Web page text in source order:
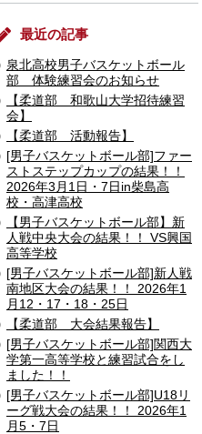
最近の記事
泉北高校男子バスケットボール
部 体験練習会のお知らせ
【柔道部 和歌山大学招待練習
会】
【柔道部 活動報告】
[男子バスケットボール部]ファー
ストステップカップの結果！！
2026年3月1日・7日in柴島高
校・高津高校
【男子バスケットボール部】新
人戦中央大会の結果！！ VS興国
高等学校
[男子バスケットボール部]新人戦
南地区大会の結果！！ 2026年1
月12・17・18・25日
【柔道部 大会結果報告】
[男子バスケットボール部]関西大
学第一高等学校と練習試合をし
ました！！
[男子バスケットボール部]U18リ
ーグ戦大会の結果！！ 2026年1
月5・7日